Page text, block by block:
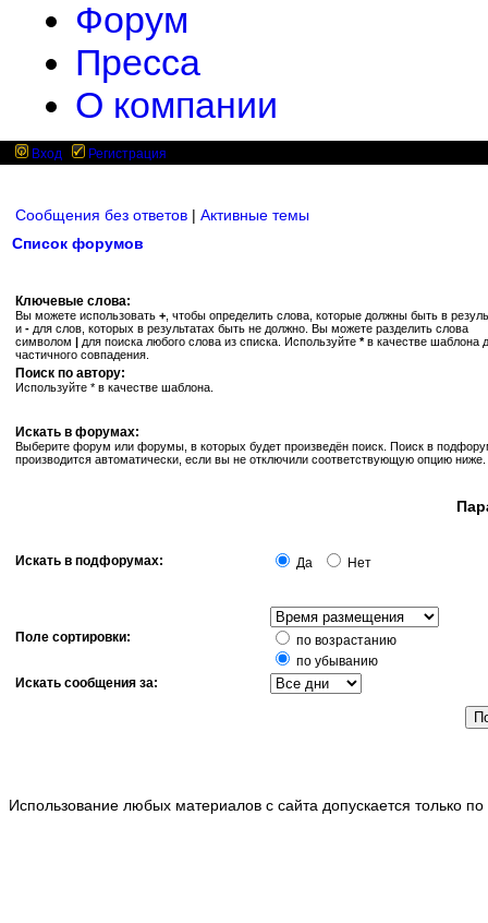
Форум
Пресса
О компании
Вход Регистрация
Сообщения без ответов | Активные темы
Список форумов
Ключевые слова:
Вы можете использовать + , чтобы определить слова, которые должны быть в
и - для слов, которых в результатах быть не должно. Вы можете разделить слова
символом | для поиска любого слова из списка. Используйте *в качестве шаблона
частичного совпадения.
Поиск по автору:
Используйте * в качестве шаблона.
Искать в форумах:
Выберите форум или форумы, в которых будет произведён поиск. Поиск в
производится автоматически, если вы не отключили соответствующую опцию ниже.
Искать в подфорумах: Да Нет
Поле сортировки:
по возрастанию
по убыванию
Искать сообщения за:
Использование любых материалов с сайта допускается только